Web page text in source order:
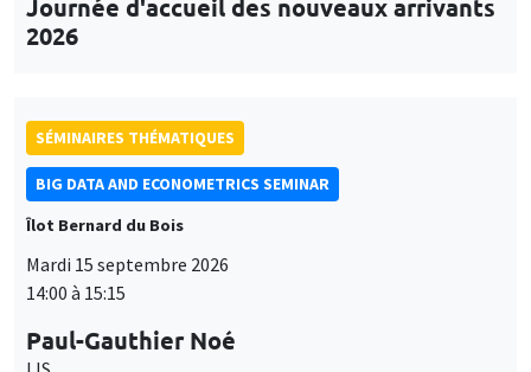
Journée d'accueil des nouveaux arrivants
2026
SÉMINAIRES THÉMATIQUES
BIG DATA AND ECONOMETRICS SEMINAR
Îlot Bernard du Bois
Mardi 15 septembre 2026
14:00 à 15:15
Paul-Gauthier Noé